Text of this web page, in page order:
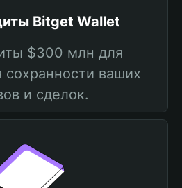
Bitget Wallet
$300 млн для
сохранности ваших
и сделок.